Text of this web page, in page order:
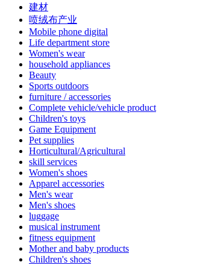
建材
喷绒布产业
Mobile phone digital
Life department store
Women's wear
household appliances
Beauty
Sports outdoors
furniture / accessories
Complete vehicle/vehicle product
Children's toys
Game Equipment
Pet supplies
Horticultural/Agricultural
skill services
Women's shoes
Apparel accessories
Men's wear
Men's shoes
luggage
musical instrument
fitness equipment
Mother and baby products
Children's shoes